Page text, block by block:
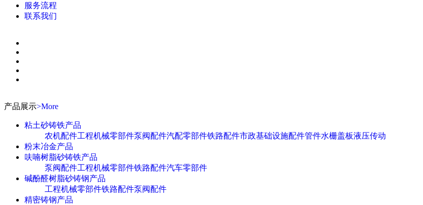
服务流程
联系我们
产品展示>More
粘土砂铸铁产品
农机配件工程机械零部件泵阀配件汽配零部件铁路配件市政基础设施配件管件水栅盖板液压传动
粉末冶金产品
呋喃树脂砂铸铁产品
泵阀配件工程机械零部件铁路配件汽车零部件
碱酚醛树脂砂铸钢产品
工程机械零部件铁路配件泵阀配件
精密铸钢产品